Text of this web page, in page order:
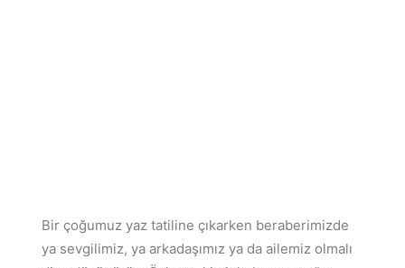
Bir çoğumuz yaz tatiline çıkarken beraberimizde
ya sevgilimiz, ya arkadaşımız ya da ailemiz olmalı